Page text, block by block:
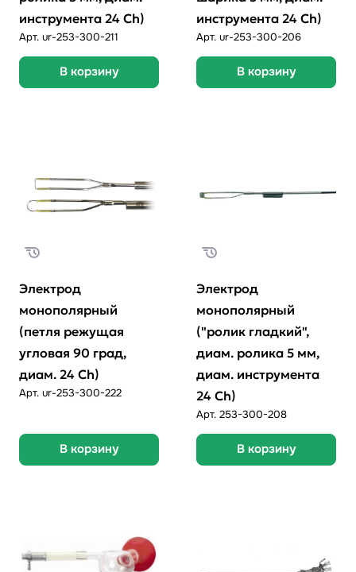
инструмента 24 Ch)
Арт. ur-253-300-211
В корзину
инструмента 24 Ch)
Арт. ur-253-300-206
В корзину
Электрод
монополярный
(петля режущая
угловая 90 град,
диам. 24 Ch)
Арт. ur-253-300-222
В корзину
Электрод
монополярный
("ролик гладкий",
диам. ролика 5 мм,
диам. инструмента
24 Ch)
Арт. 253-300-208
В корзину